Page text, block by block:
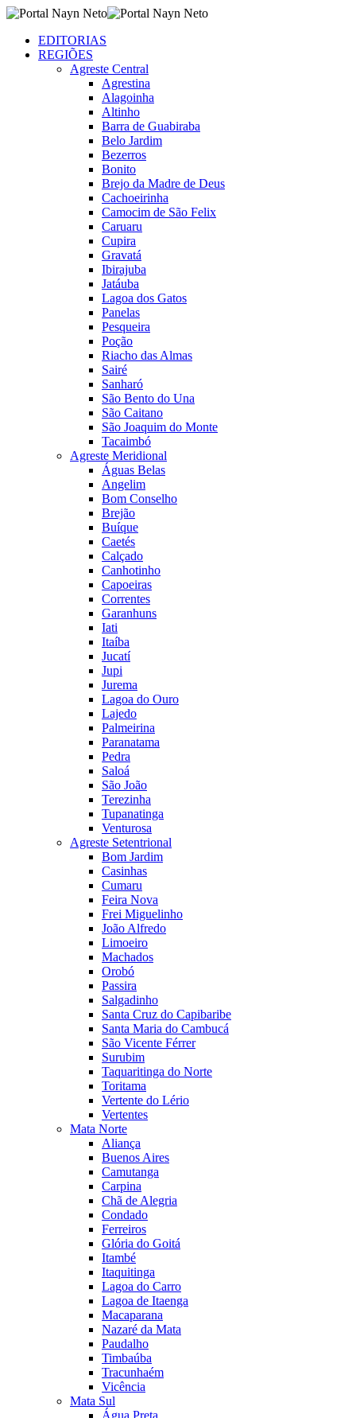
EDITORIAS
REGIÕES
Agreste Central
Agrestina
Alagoinha
Altinho
Barra de Guabiraba
Belo Jardim
Bezerros
Bonito
Brejo da Madre de Deus
Cachoeirinha
Camocim de São Felix
Caruaru
Cupira
Gravatá
Ibirajuba
Jatáuba
Lagoa dos Gatos
Panelas
Pesqueira
Poção
Riacho das Almas
Sairé
Sanharó
São Bento do Una
São Caitano
São Joaquim do Monte
Tacaimbó
Agreste Meridional
Águas Belas
Angelim
Bom Conselho
Brejão
Buíque
Caetés
Calçado
Canhotinho
Capoeiras
Correntes
Garanhuns
Iati
Itaíba
Jucatí
Jupi
Jurema
Lagoa do Ouro
Lajedo
Palmeirina
Paranatama
Pedra
Saloá
São João
Terezinha
Tupanatinga
Venturosa
Agreste Setentrional
Bom Jardim
Casinhas
Cumaru
Feira Nova
Frei Miguelinho
João Alfredo
Limoeiro
Machados
Orobó
Passira
Salgadinho
Santa Cruz do Capibaribe
Santa Maria do Cambucá
São Vicente Férrer
Surubim
Taquaritinga do Norte
Toritama
Vertente do Lério
Vertentes
Mata Norte
Aliança
Buenos Aires
Camutanga
Carpina
Chã de Alegria
Condado
Ferreiros
Glória do Goitá
Itambé
Itaquitinga
Lagoa do Carro
Lagoa de Itaenga
Macaparana
Nazaré da Mata
Paudalho
Timbaúba
Tracunhaém
Vicência
Mata Sul
Água Preta